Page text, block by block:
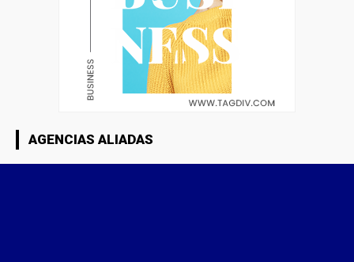
AGENCIAS ALIADAS